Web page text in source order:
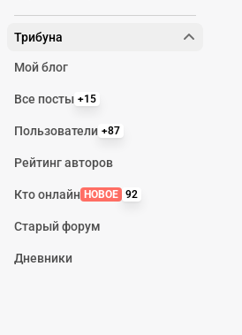
Трибуна
Мой блог
Все посты +15
Пользователи +87
Рейтинг авторов
Кто онлайн НОВОЕ 92
Старый форум
Дневники